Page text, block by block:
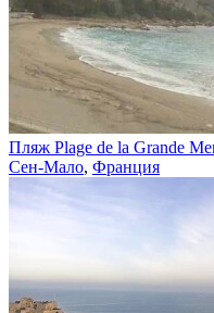
Пляж Plage de la Grande
Сен-Мало, Франция